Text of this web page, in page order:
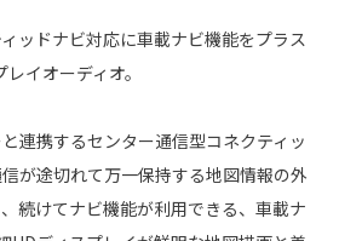
ッドナビ対応に車載ナビ機能をプラス
イオーディオ。
連携するセンター通信型コネクティッ
が途切れて万一保持する地図情報の外
続けてナビ機能が利用できる、車載ナ